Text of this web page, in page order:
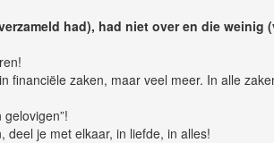
had), had niet over en die weinig
financiële zaken, maar veel meer. In alle
deel je met elkaar, in liefde, in alles!